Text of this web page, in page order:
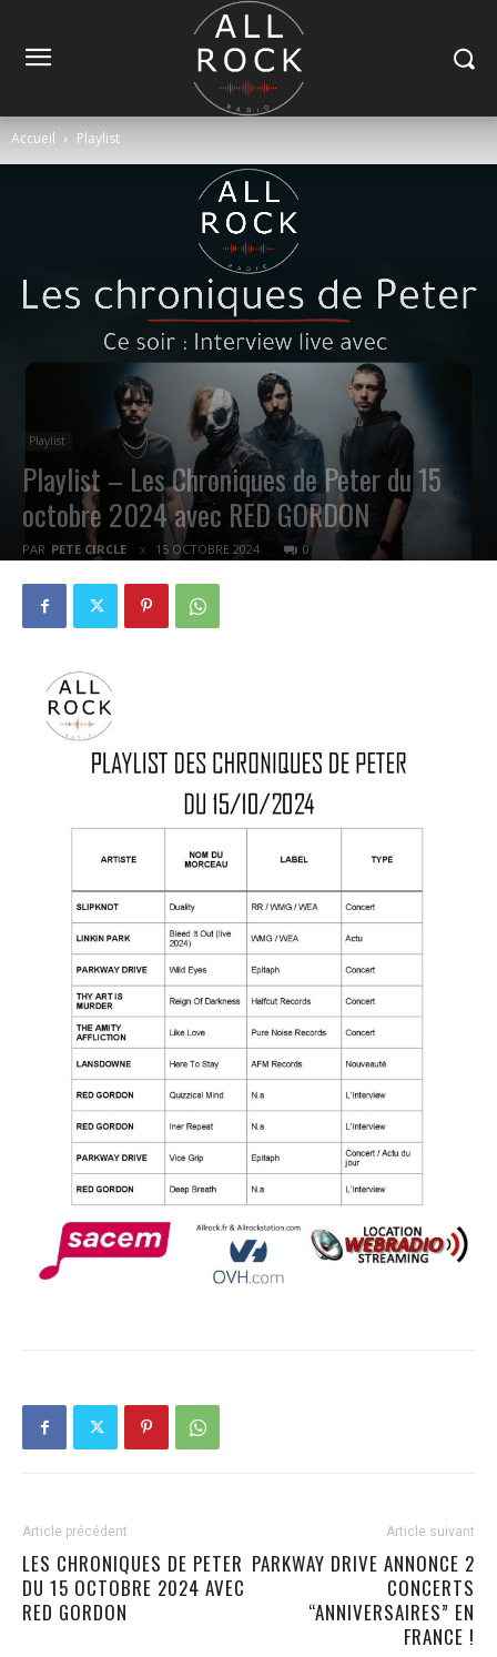
Accueil Playlist
Playlist
Playlist – Les Chroniques de Peter du 15
octobre 2024 avec RED GORDON
PAR PETE CIRCLE 15 OCTOBRE 2024 0
Article précédent
LES CHRONIQUES DE PETER
DU 15 OCTOBRE 2024 AVEC
RED GORDON
Article suivant
PARKWAY DRIVE ANNONCE 2
CONCERTS
“ANNIVERSAIRES” EN
FRANCE !